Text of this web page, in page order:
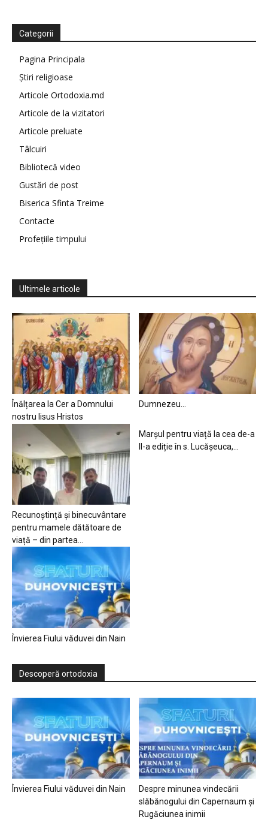
Categorii
Pagina Principala
Știri religioase
Articole Ortodoxia.md
Articole de la vizitatori
Articole preluate
Tâlcuiri
Bibliotecă video
Gustări de post
Biserica Sfinta Treime
Contacte
Profețiile timpului
Ultimele articole
Înălțarea la Cer a Domnului
nostru Iisus Hristos
Dumnezeu…
Recunoștință și binecuvântare
pentru mamele dătătoare de
viață – din partea...
Marșul pentru viață la cea de-a
II-a ediție în s. Lucășeuca,...
Învierea Fiului văduvei din Nain
Descoperă ortodoxia
Învierea Fiului văduvei din Nain
Despre minunea vindecării
slăbănogului din Capernaum și
Rugăciunea inimii